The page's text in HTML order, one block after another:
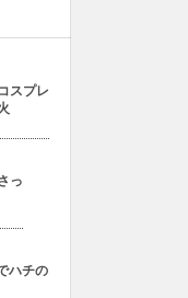
スプレ
っ
ハチの